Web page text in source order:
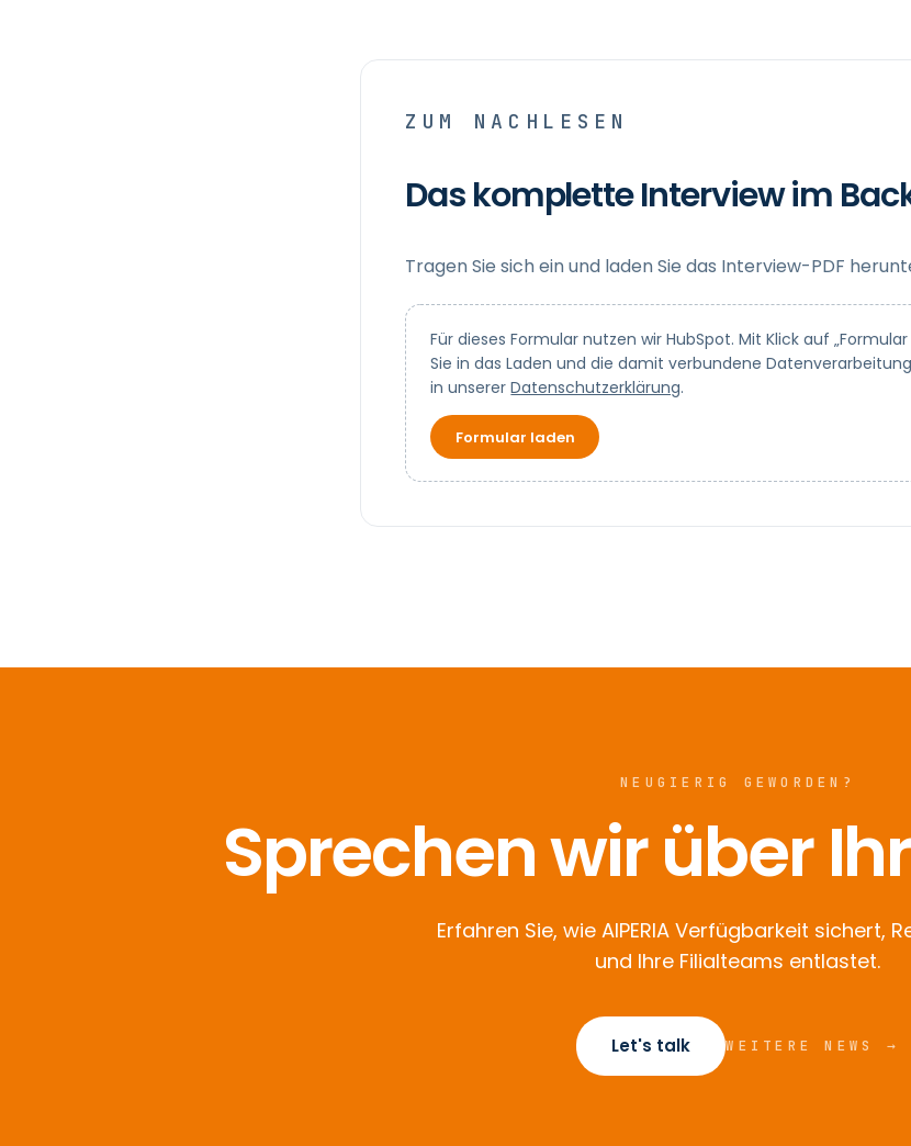
ZUM NACHLESEN
Das komplette Interview im
Tragen Sie sich ein und laden Sie das Interview-PDF
Für dieses Formular nutzen wir HubSpot. Mit Klick auf
Sie in das Laden und die damit verbundene
in unsererDatenschutzerklärung.
Formular laden
NEUGIERIG GEWORDEN?
Sprechen wir über
Erfahren Sie, wie AIPERIA Verfügbarkeit sichert,
und Ihre Filialteams entlastet.
Let's talk WEITERE NEWS →